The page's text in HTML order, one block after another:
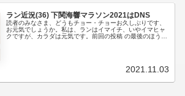
ラン近況(36) 下関海響マラソン2021はDNS
読者のみなさま、どうもチョー・チョーお久しぶりです、
お元気でしょうか。私は、ランはイマイチ、いやイマヒャ
クですが、カラダは元気です。前回の投稿 の最後のほうで
2021.11.03